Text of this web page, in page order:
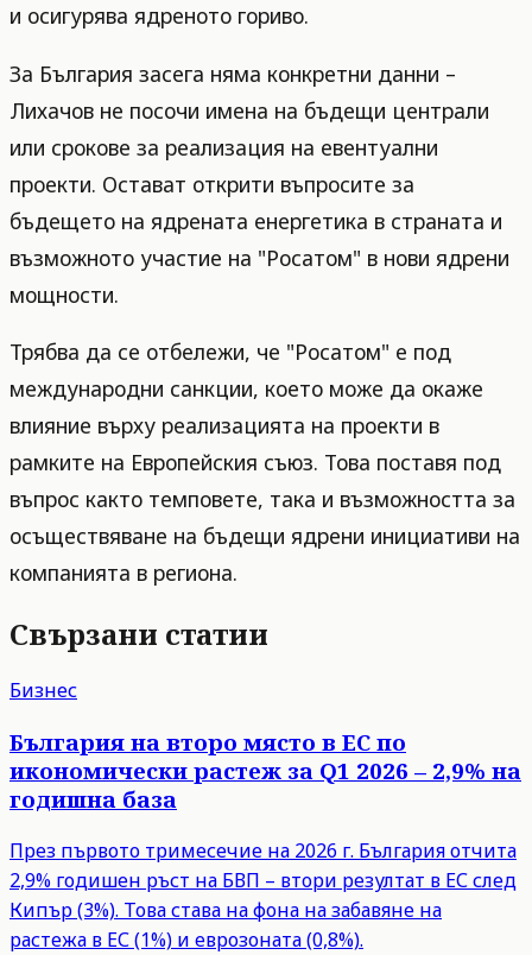
и осигурява ядреното гориво.
За България засега няма конкретни данни –
Лихачов не посочи имена на бъдещи централи
или срокове за реализация на евентуални
проекти. Остават открити въпросите за
бъдещето на ядрената енергетика в страната и
възможното участие на "Росатом" в нови ядрени
мощности.
Трябва да се отбележи, че "Росатом" е под
международни санкции, което може да окаже
влияние върху реализацията на проекти в
рамките на Европейския съюз. Това поставя под
въпрос както темповете, така и възможността за
осъществяване на бъдещи ядрени инициативи на
компанията в региона.
Свързани статии
Бизнес
България на второ място в ЕС по
икономически растеж за Q1 2026 – 2,9% на
годишна база
През първото тримесечие на 2026 г. България отчита
2,9% годишен ръст на БВП – втори резултат в ЕС след
Кипър (3%). Това става на фона на забавяне на
растежа в ЕС (1%) и еврозоната (0,8%).